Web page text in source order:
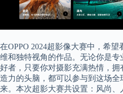
在OPPO 2024超影像大赛中，希
维和独特视角的作品。无论你是专
好者，只要你对摄影充满热情，拥
造力的头脑，都可以参与到这场全
来。本次超影大赛共设置：风尚、